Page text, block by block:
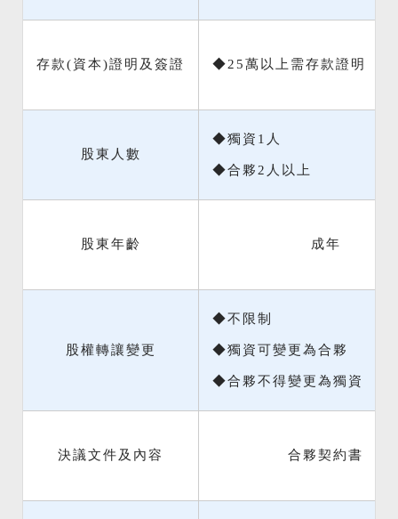
存款(資本)證明及簽證 ◆25萬以上需存款證明
股東人數
◆獨資1人
◆合夥2人以上
股東年齡 成年
股權轉讓變更
◆不限制
◆獨資可變更為合夥
◆合夥不得變更為獨資
決議文件及內容 合夥契約書